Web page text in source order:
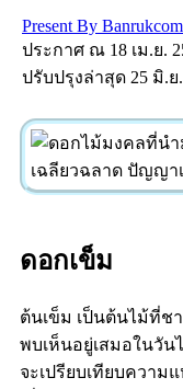
Present By
ประกาศ ณ 18 เม.ย.
ปรับปรุงล่าสุด 25 มิ.ย.
ดอกเข็ม
ต้นเข็ม เป็นต้นไม้ที่ช
พบเห็นอยู่เสมอในวัน
จะเปรียบเทียบความ